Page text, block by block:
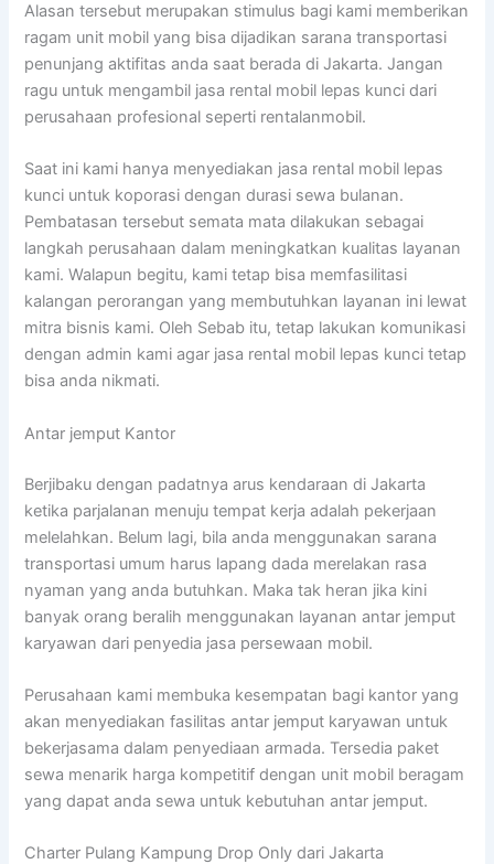
Alasan tersebut merupakan stimulus bagi kami memberikan
ragam unit mobil yang bisa dijadikan sarana transportasi
penunjang aktifitas anda saat berada di Jakarta. Jangan
ragu untuk mengambil jasa rental mobil lepas kunci dari
perusahaan profesional seperti rentalanmobil.
Saat ini kami hanya menyediakan jasa rental mobil lepas
kunci untuk koporasi dengan durasi sewa bulanan.
Pembatasan tersebut semata mata dilakukan sebagai
langkah perusahaan dalam meningkatkan kualitas layanan
kami. Walapun begitu, kami tetap bisa memfasilitasi
kalangan perorangan yang membutuhkan layanan ini lewat
mitra bisnis kami. Oleh Sebab itu, tetap lakukan komunikasi
dengan admin kami agar jasa rental mobil lepas kunci tetap
bisa anda nikmati.
Antar jemput Kantor
Berjibaku dengan padatnya arus kendaraan di Jakarta
ketika parjalanan menuju tempat kerja adalah pekerjaan
melelahkan. Belum lagi, bila anda menggunakan sarana
transportasi umum harus lapang dada merelakan rasa
nyaman yang anda butuhkan. Maka tak heran jika kini
banyak orang beralih menggunakan layanan antar jemput
karyawan dari penyedia jasa persewaan mobil.
Perusahaan kami membuka kesempatan bagi kantor yang
akan menyediakan fasilitas antar jemput karyawan untuk
bekerjasama dalam penyediaan armada. Tersedia paket
sewa menarik harga kompetitif dengan unit mobil beragam
yang dapat anda sewa untuk kebutuhan antar jemput.
Charter Pulang Kampung Drop Only dari Jakarta